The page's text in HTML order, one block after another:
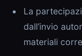
La
dall’invio
materiali